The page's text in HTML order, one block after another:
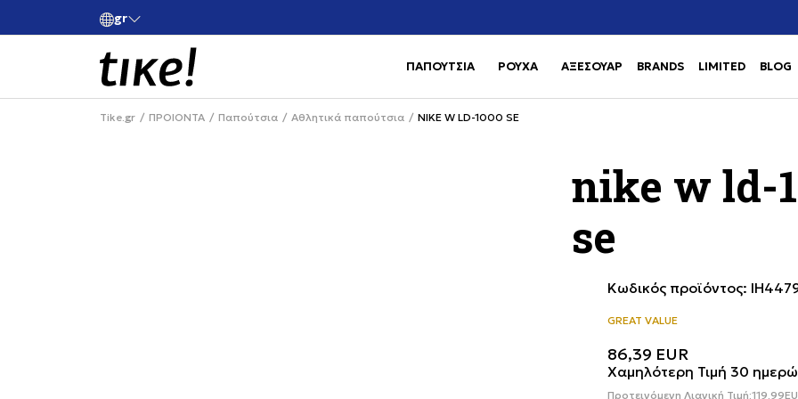
grΚάνε εγγραφή και κέρδισε -10% στην πρώτη σου αγορά
ΠΑΠΟΥΤΣΙΑ Use shift+Enter to open or close
ΡΟΥΧΑ Use shift+Enter to open or close
ΑΞΕΣΟΥΑΡ BRANDS LIMITED BLOG
Tike.gr ΠΡΟΙΟΝΤΑ Παπούτσια Αθλητικά παπούτσια NIKE W LD-1000 SE
nike w ld-
se
Κωδικός προϊόντος:
GREAT VALUE
86,39 EUR
Χαμηλότερη Τιμή 30
Προτεινόμενη Λιανική Τιμή:119,99